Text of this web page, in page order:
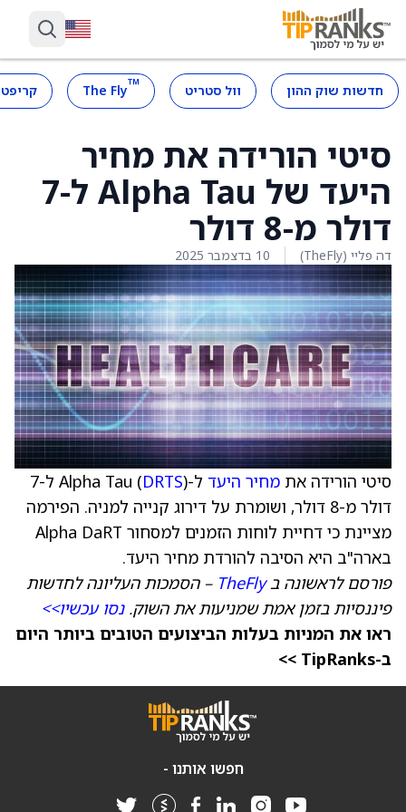
חדשות שוק ההון וול סטריט ™
The Fly
סיטי הורידה את מחיר
היעד של Alpha Tau ל-7
דולר מ-8 דולר
דה פליי (TheFly) 10 בדצמבר 2025
סיטי הורידה את מחיר היעד ל-Alpha Tau ( DRTS
) ל-7
דולר מ-8 דולר, ושומרת על דירוג קנייה למניה. הפירמה
מציינת כי דחיית לוחות הזמנים למסחור Alpha DaRT
בארה"ב היא הסיבה להורדת מחיר היעד.
פורסם לראשונה בTheFly – הסמכות העליונה לחדשות
פיננסיות בזמן אמת שמניעות את השוק.נסו עכשיו>>
ראו את המניות בעלות הביצועים הטובים ביותר היום
ב-TipRanks >>
חפשו אותנו -